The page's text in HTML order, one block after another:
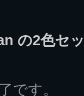
の2色セ
です。